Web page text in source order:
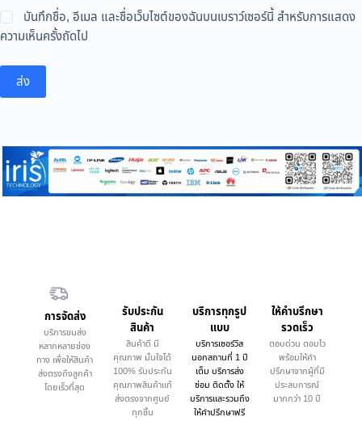
บันทึกชื่อ, อีเมล และชื่อเว็บไซต์ของฉันบนเบราว์เซอร์นี้ สำหรับการแสดง
ความเห็นครั้งถัดไป
ส่ง
การจัดส่ง
บริการขนส่ง
หลากหลายช่อง
ทาง เพื่อให้สินค้า
ส่งตรงถึงลูกค้า
โดยเร็วที่สุด
รับประกัน
สินค้า
สินค้าดี มี
คุณภาพ มั่นใจได้
100% รับประกัน
คุณภาพสินค้าแท้
ส่งตรงจากศูนย์
ทุกชิ้น
บริการทุกรูป
แบบ
บริการเซอร์วิส
นอกสถานที่ 1 ปี
เต็ม บริการส่ง
ซ่อม ติดตั้ง ให้
บริการและรวมถึง
ให้คำปรึกษาฟรี
ให้คำบรึกษา
รวดเร็ว
ตอบด่วน ตอบไว
พร้อมให้คำ
ปรึกษาจากผู้ที่มี
ประสบการณ์
มากกว่า 10 ปี